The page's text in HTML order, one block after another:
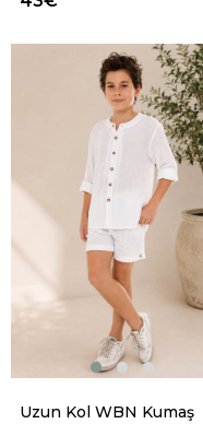
Uzun Kol WBN Kumaş